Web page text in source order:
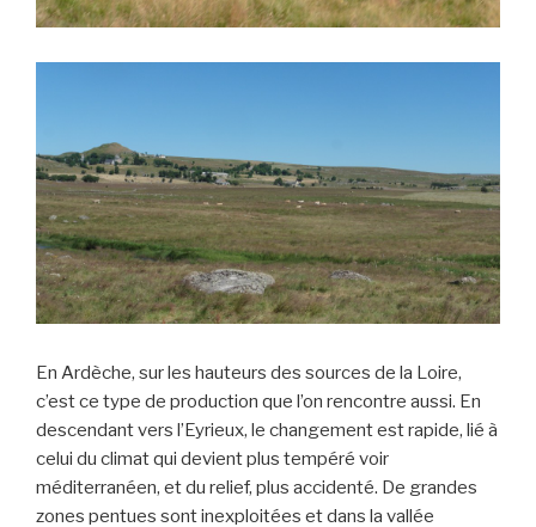
En Ardèche, sur les hauteurs des sources de la Loire,
c’est ce type de production que l’on rencontre aussi. En
descendant vers l’Eyrieux, le changement est rapide, lié à
celui du climat qui devient plus tempéré voir
méditerranéen, et du relief, plus accidenté. De grandes
zones pentues sont inexploitées et dans la vallée